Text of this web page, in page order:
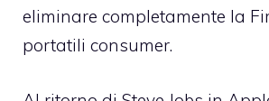
eliminare completamente la
portatili consumer.